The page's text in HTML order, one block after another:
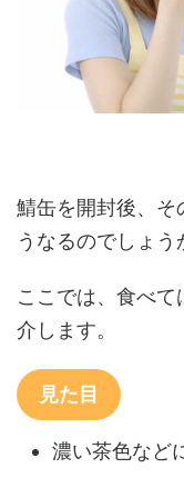
鯖缶を開封後、そ
うなるのでしょう
ここでは、食べ
介します。
見た目
濃い茶色など